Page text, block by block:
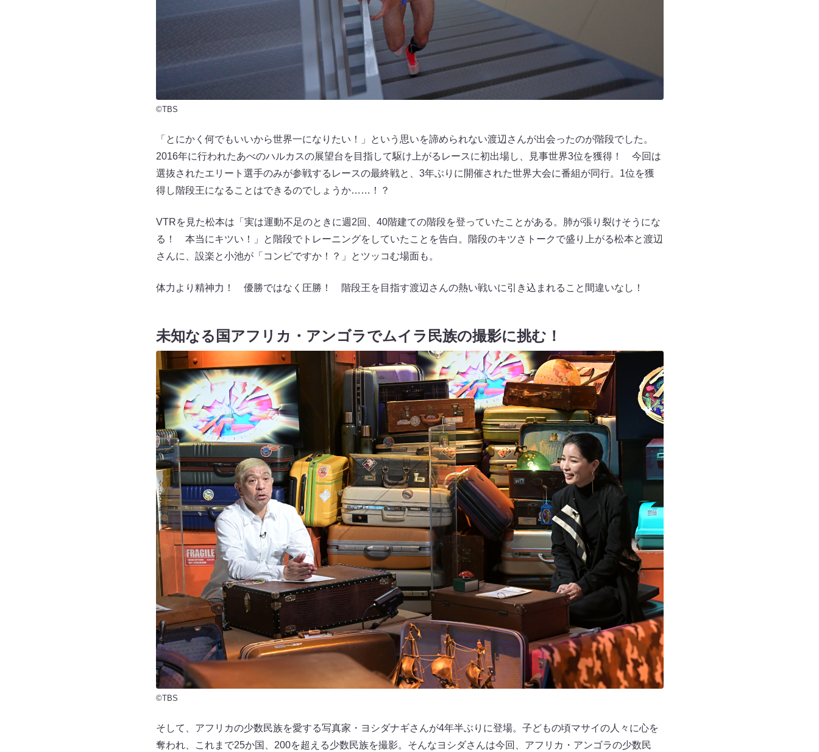
©TBS
「とにかく何でもいいから世界一になりたい！」という思いを諦められない渡辺さんが出会ったのが階段でした。
2016年に行われたあべのハルカスの展望台を目指して駆け上がるレースに初出場し、見事世界3位を獲得！ 今回は
選抜されたエリート選手のみが参戦するレースの最終戦と、3年ぶりに開催された世界大会に番組が同行。1位を獲
得し階段王になることはできるのでしょうか……！？
VTRを見た松本は「実は運動不足のときに週2回、40階建ての階段を登っていたことがある。肺が張り裂けそうにな
る！ 本当にキツい！」と階段でトレーニングをしていたことを告白。階段のキツさトークで盛り上がる松本と渡辺
さんに、設楽と小池が「コンビですか！？」とツッコむ場面も。
体力より精神力！ 優勝ではなく圧勝！ 階段王を目指す渡辺さんの熱い戦いに引き込まれること間違いなし！
未知なる国アフリカ・アンゴラでムイラ民族の撮影に挑む！
©TBS
そして、アフリカの少数民族を愛する写真家・ヨシダナギさんが4年半ぶりに登場。子どもの頃マサイの人々に心を
奪われ、これまで25か国、200を超える少数民族を撮影。そんなヨシダさんは今回、アフリカ・アンゴラの少数民